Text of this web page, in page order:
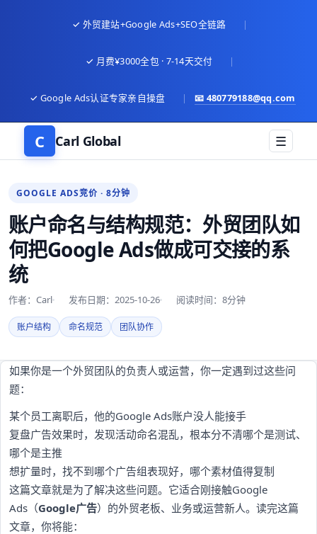
✓ 外贸建站+Google Ads+SEO全链路 |
✓ 月费¥3000全包 · 7-14天交付 |
✓ Google Ads认证专家亲自操盘 | 📧 480779188@qq.com
C Carl Global ☰
GOOGLE ADS竞价 · 8分钟
账户命名与结构规范：外贸团队如
何把Google Ads做成可交接的系
统
作者：Carl 发布日期：2025-10-26 阅读时间：8分钟
账户结构 命名规范 团队协作
如果你是一个外贸团队的负责人或运营，你一定遇到过这些问
题：
某个员工离职后，他的Google Ads账户没人能接手
复盘广告效果时，发现活动命名混乱，根本分不清哪个是测试、
哪个是主推
想扩量时，找不到哪个广告组表现好，哪个素材值得复制
这篇文章就是为了解决这些问题。它适合刚接触Google
Ads（Google广告）的外贸老板、业务或运营新人。读完这篇
文章，你将能：